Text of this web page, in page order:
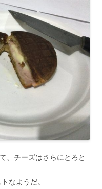
、チーズはさらにとろと
なようだ。